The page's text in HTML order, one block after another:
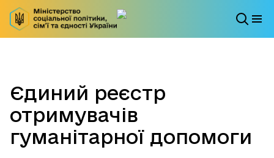
Єдиний реєстр
отримувачів
гуманітарної допомоги